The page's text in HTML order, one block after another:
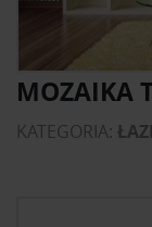
MOZAIKA
KATEGORIA: